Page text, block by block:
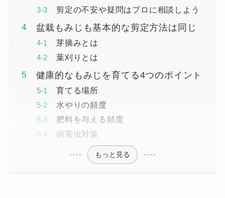
剪定の不安や疑問はプロに相談しよう
盆栽もみじも基本的な剪定方法は同じ
芽摘みとは
葉刈りとは
健康的なもみじを育てる4つのポイント
育てる場所
水やりの頻度
肥料を与える頻度
病害虫対策
もっと見る